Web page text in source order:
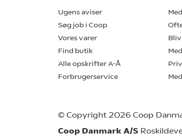
Ugens aviser
Søg job i Coop
Vores varer
Find butik
Alle opskrifter A-Å
Forbrugerservice
© Copyright 2026 Coop
Coop Danmark A/S